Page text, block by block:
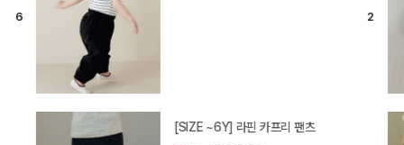
[SIZE ~6Y] 라핀 카프리 팬츠